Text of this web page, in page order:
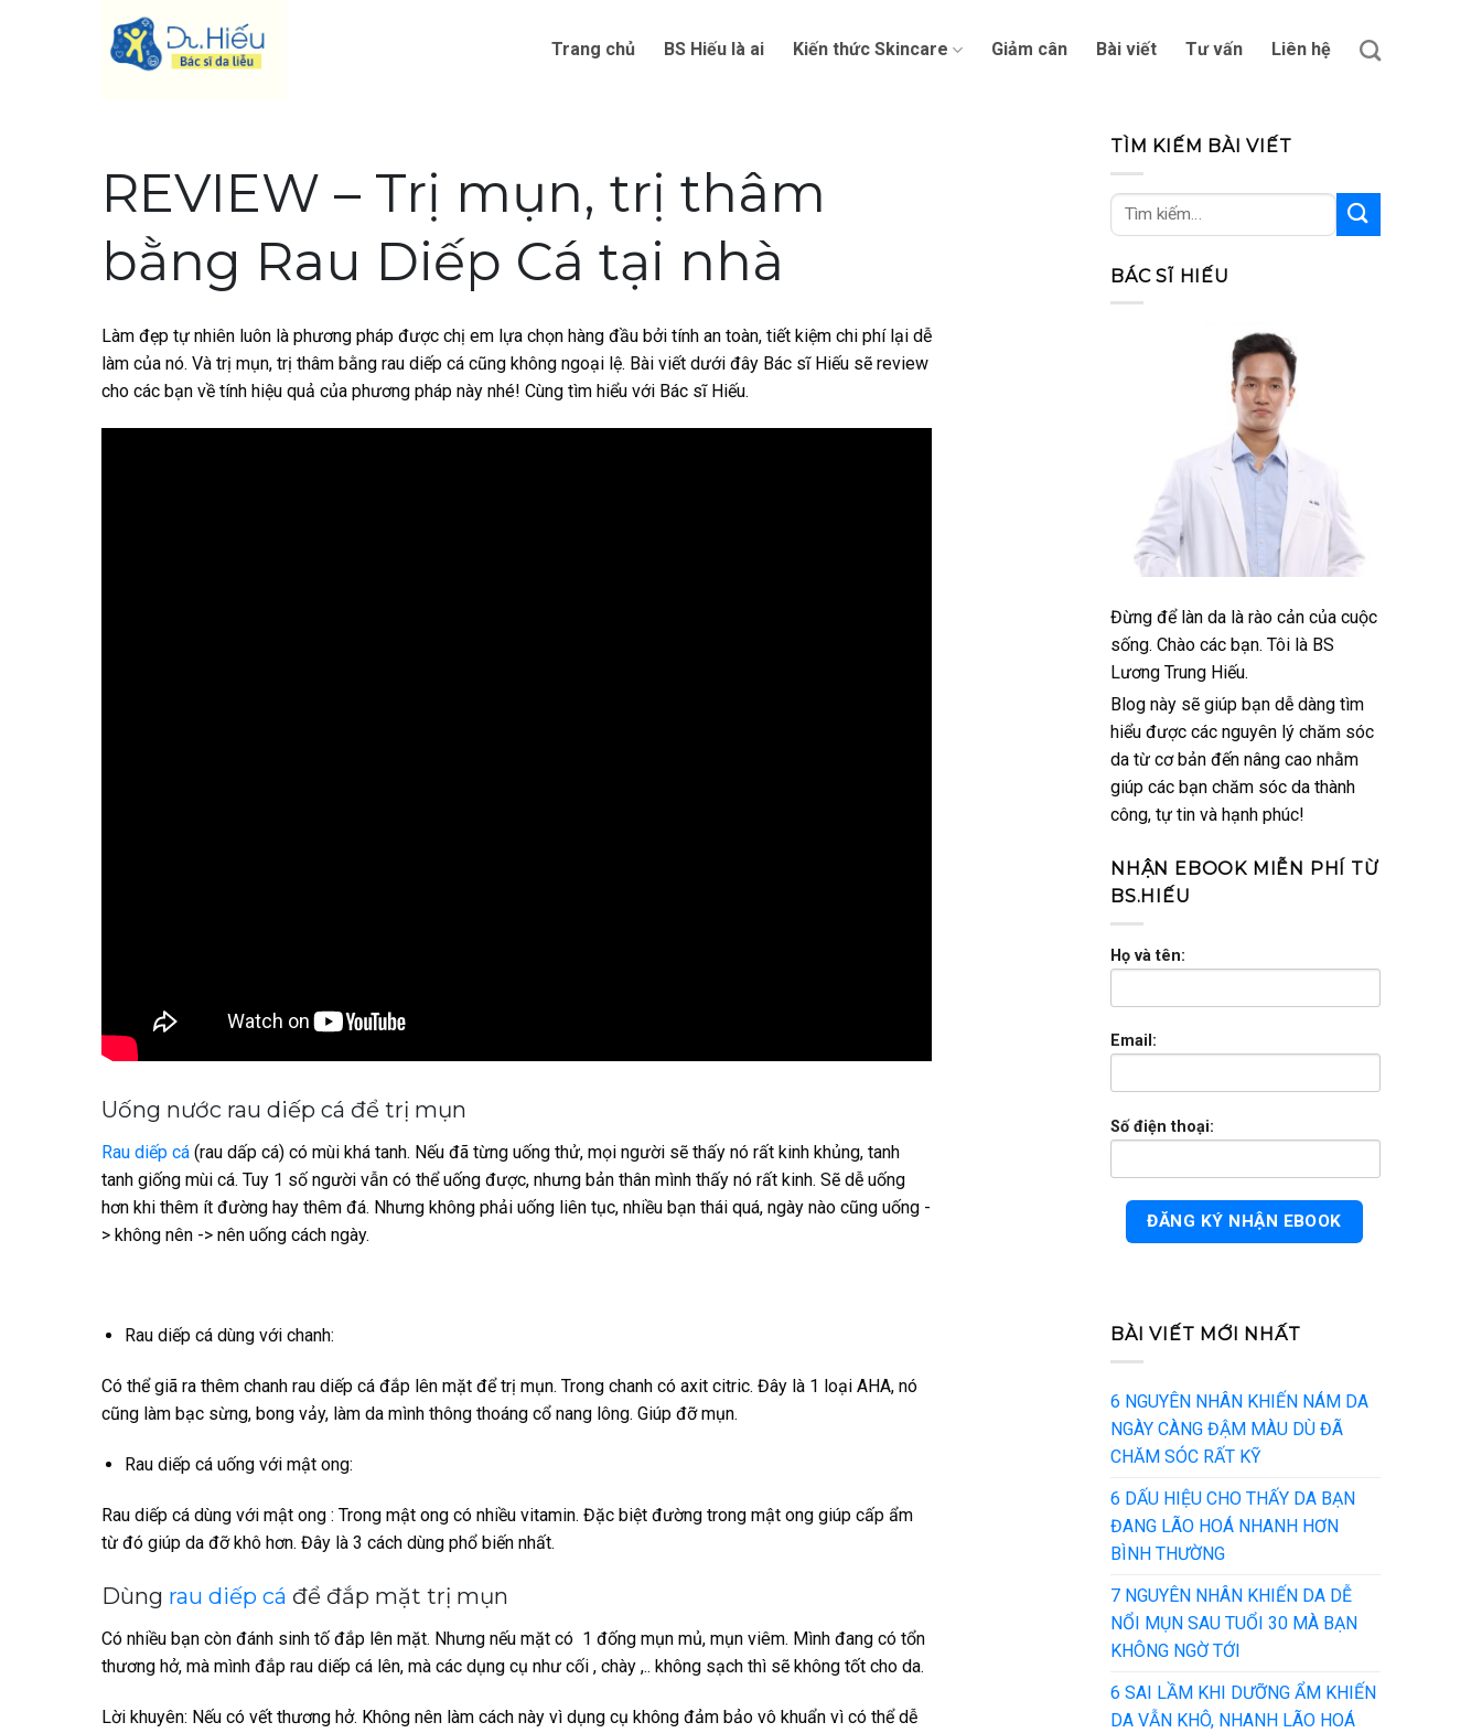
Trang chủ BS Hiếu là ai Kiến thức Skincare Giảm cân Bài viết Tư vấn Liên hệ
REVIEW – Trị mụn, trị thâm
bằng Rau Diếp Cá tại nhà
Làm đẹp tự nhiên luôn là phương pháp được chị em lựa chọn hàng đầu bởi tính an toàn, tiết kiệm chi phí lại dễ
làm của nó. Và trị mụn, trị thâm bằng rau diếp cá cũng không ngoại lệ. Bài viết dưới đây Bác sĩ Hiếu sẽ review
cho các bạn về tính hiệu quả của phương pháp này nhé! Cùng tìm hiểu với Bác sĩ Hiếu.
Uống nước rau diếp cá để trị mụn
Rau diếp cá (rau dấp cá) có mùi khá tanh. Nếu đã từng uống thử, mọi người sẽ thấy nó rất kinh khủng, tanh
tanh giống mùi cá. Tuy 1 số người vẫn có thể uống được, nhưng bản thân mình thấy nó rất kinh. Sẽ dễ uống
hơn khi thêm ít đường hay thêm đá. Nhưng không phải uống liên tục, nhiều bạn thái quá, ngày nào cũng uống -
> không nên -> nên uống cách ngày.
Rau diếp cá dùng với chanh:
Có thể giã ra thêm chanh rau diếp cá đắp lên mặt để trị mụn. Trong chanh có axit citric. Đây là 1 loại AHA, nó
cũng làm bạc sừng, bong vảy, làm da mình thông thoáng cổ nang lông. Giúp đỡ mụn.
Rau diếp cá uống với mật ong:
Rau diếp cá dùng với mật ong : Trong mật ong có nhiều vitamin. Đặc biệt đường trong mật ong giúp cấp ẩm
từ đó giúp da đỡ khô hơn. Đây là 3 cách dùng phổ biến nhất.
Dùng rau diếp cá để đắp mặt trị mụn
Có nhiều bạn còn đánh sinh tố đắp lên mặt. Nhưng nếu mặt có 1 đống mụn mủ, mụn viêm. Mình đang có tổn
thương hở, mà mình đắp rau diếp cá lên, mà các dụng cụ như cối , chày ,.. không sạch thì sẽ không tốt cho da.
Lời khuyên: Nếu có vết thương hở. Không nên làm cách này vì dụng cụ không đảm bảo vô khuẩn vì có thể dễ
TÌM KIẾM BÀI VIẾT
BÁC SĨ HIẾU
Đừng để làn da là rào cản của cuộc
sống. Chào các bạn. Tôi là BS
Lương Trung Hiếu.
Blog này sẽ giúp bạn dễ dàng tìm
hiểu được các nguyên lý chăm sóc
da từ cơ bản đến nâng cao nhằm
giúp các bạn chăm sóc da thành
công, tự tin và hạnh phúc!
NHẬN EBOOK MIỄN PHÍ TỪ
BS.HIẾU
Họ và tên:
Email:
Số điện thoại:
BÀI VIẾT MỚI NHẤT
6 NGUYÊN NHÂN KHIẾN NÁM DA
NGÀY CÀNG ĐẬM MÀU DÙ ĐÃ
CHĂM SÓC RẤT KỸ
6 DẤU HIỆU CHO THẤY DA BẠN
ĐANG LÃO HOÁ NHANH HƠN
BÌNH THƯỜNG
7 NGUYÊN NHÂN KHIẾN DA DỄ
NỔI MỤN SAU TUỔI 30 MÀ BẠN
KHÔNG NGỜ TỚI
6 SAI LẦM KHI DƯỠNG ẨM KHIẾN
DA VẪN KHÔ, NHANH LÃO HOÁ